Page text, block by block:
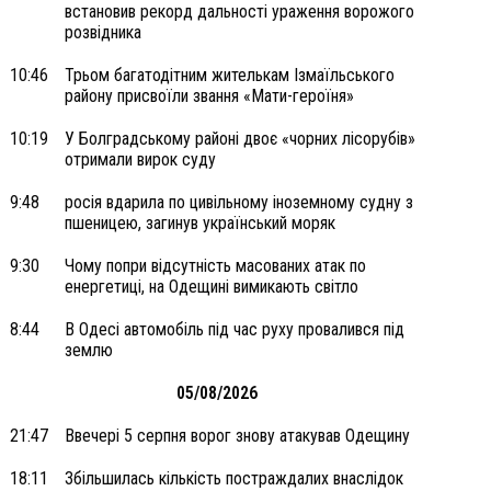
встановив рекорд дальності ураження ворожого
розвідника
10:46
Трьом багатодітним жителькам Ізмаїльського
району присвоїли звання «Мати-героїня»
10:19
У Болградському районі двоє «чорних лісорубів»
отримали вирок суду
9:48
росія вдарила по цивільному іноземному судну з
пшеницею, загинув український моряк
9:30
Чому попри відсутність масованих атак по
енергетиці, на Одещині вимикають світло
8:44
В Одесі автомобіль під час руху провалився під
землю
05/08/2026
21:47 Ввечері 5 серпня ворог знову атакував Одещину
18:11
Збільшилась кількість постраждалих внаслідок